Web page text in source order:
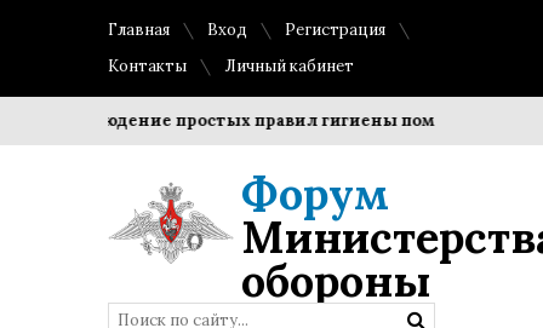
Главная Вход
Регистрация
Контакты
Личный кабинет
Соблюдение простых правил гигиены помогает
Форум
обороны